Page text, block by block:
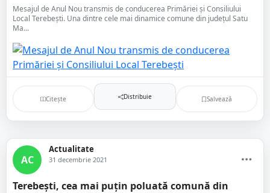
Mesajul de Anul Nou transmis de conducerea Primăriei și Consiliului
Local Terebești. Una dintre cele mai dinamice comune din județul Satu
Ma...
Citește Distribuie Salvează
AC
Actualitate
31 decembrie 2021
Terebești, cea mai puțin poluată comună din